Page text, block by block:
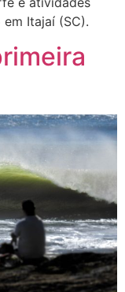
Itajaí (SC).